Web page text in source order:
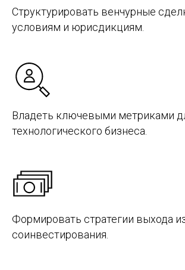
Структурировать венчурные
условиям и юрисдикциям.
Владеть ключевыми метриками
технологического бизнеса.
Формировать стратегии выхода
соинвестирования.